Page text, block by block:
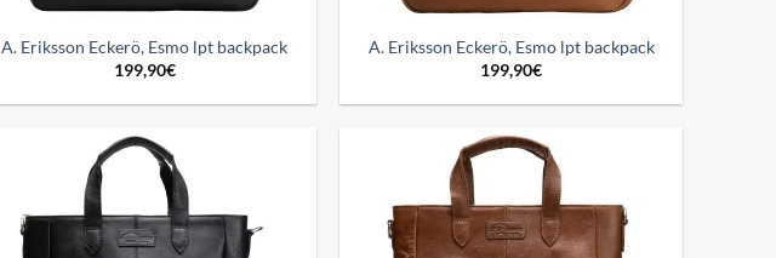
A. Eriksson Eckerö, Esmo lpt backpack
199,90€
A. Eriksson Eckerö, Esmo lpt backpack
199,90€
wishlist